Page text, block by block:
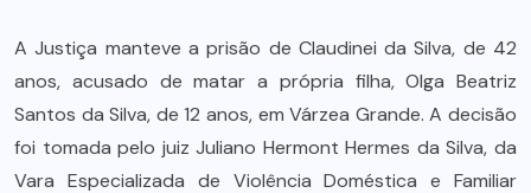
A Justiça manteve a prisão de Claudinei da Silva, de 42
anos, acusado de matar a própria filha, Olga Beatriz
Santos da Silva, de 12 anos, em Várzea Grande. A decisão
foi tomada pelo juiz Juliano Hermont Hermes da Silva, da
Vara Especializada de Violência Doméstica e Familiar